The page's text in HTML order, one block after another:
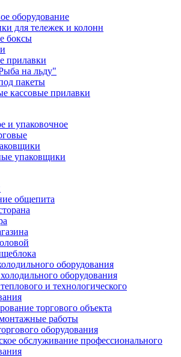
оборудование
для тележек и колонн
боксы
прилавки
на льду"
пакеты
кассовые прилавки
и упаковочное
упаковщики
общепита
оборудования
оборудования
и технологического
торгового объекта
работы
оборудования
обслуживание профессионального